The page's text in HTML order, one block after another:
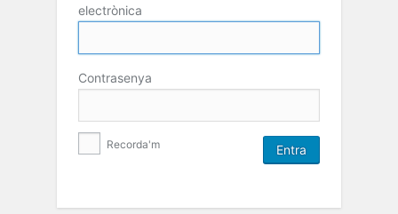
electrònica
Contrasenya
Recorda'm